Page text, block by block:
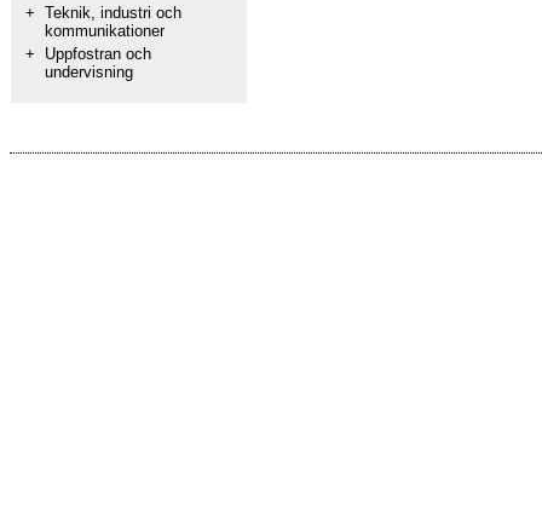
+ Teknik, industri och
kommunikationer
+
Uppfostran och
undervisning